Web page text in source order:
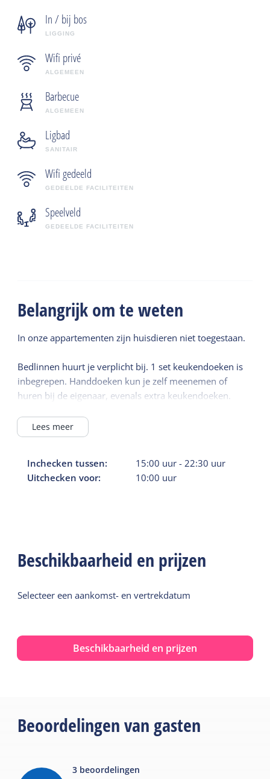
In / bij bos
LIGGING
Wifi privé
ALGEMEEN
Barbecue
ALGEMEEN
Ligbad
SANITAIR
Wifi gedeeld
GEDEELDE FACILITEITEN
Speelveld
GEDEELDE FACILITEITEN
Belangrijk om te weten
In onze appartementen zijn huisdieren niet toegestaan.
Bedlinnen huurt je verplicht bij. 1 set keukendoeken is
inbegrepen. Handdoeken kun je zelf meenemen of
huren bij de eigenaar, evenals extra keukendoeken.
Lees meer
Inchecken tussen: 15:00 uur - 22:30 uur
Uitchecken voor:
10:00 uur
Beschikbaarheid en prijzen
Selecteer een aankomst- en vertrekdatum
Beschikbaarheid en prijzen
Beoordelingen van gasten
3 beoordelingen